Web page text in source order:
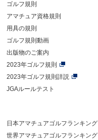
ゴルフ規則
アマチュア資格規則
用具の規則
ゴルフ規則動画
出版物のご案内
2023年ゴルフ規則
2023年ゴルフ規則詳説
JGAルールテスト
日本アマチュアゴルフランキング
世界アマチュアゴルフランキング